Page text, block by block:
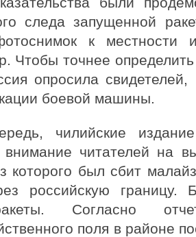
следа запущенной
к местности
Чтобы точнее
опросила
боевой машины.
чилийские
внимание читателей на
которого был сбит
российскую
Согласно
поля в районе